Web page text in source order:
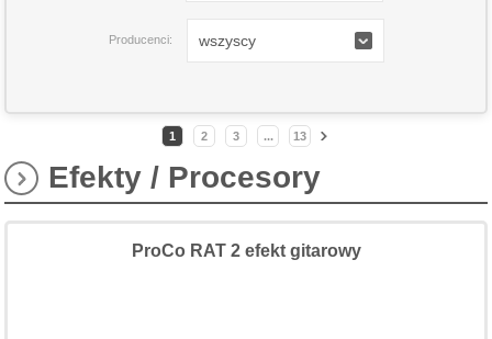
Producenci: wszyscy
1 2 3 ... 13
Efekty / Procesory
ProCo RAT 2 efekt gitarowy